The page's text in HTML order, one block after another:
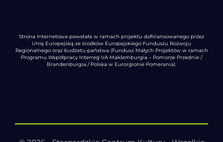
Strona Internetowa powstała w ramach projektu dofinansowanego przez
Unię Europejską ze środków Europejskiego Funduszu Rozwoju
Regionalnego oraz budżetu państwa (Fundusz Małych Projektów w ramach
Programu Współpracy Interreg VA Maklemburgia – Pomorze Przednie /
Brandenburgia / Polska w Eurorgionie Pomerania).